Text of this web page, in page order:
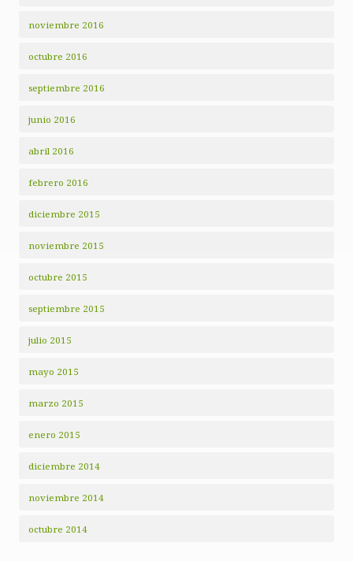
noviembre 2016
octubre 2016
septiembre 2016
junio 2016
abril 2016
febrero 2016
diciembre 2015
noviembre 2015
octubre 2015
septiembre 2015
julio 2015
mayo 2015
marzo 2015
enero 2015
diciembre 2014
noviembre 2014
octubre 2014